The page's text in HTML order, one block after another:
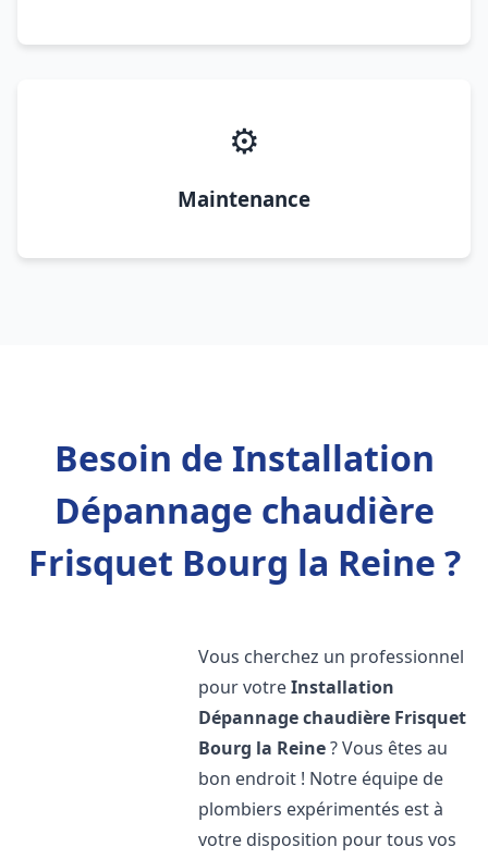
⚙️
Maintenance
Besoin de Installation
Dépannage chaudière
Frisquet Bourg la Reine ?
Vous cherchez un professionnel
pour votreInstallation
Dépannage chaudière Frisquet
Bourg la Reine? Vous êtes au
bon endroit ! Notre équipe de
plombiers expérimentés est à
votre disposition pour tous vos